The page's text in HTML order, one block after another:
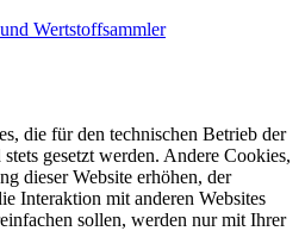
Wertstoffsammler
die für den technischen Betrieb der
gesetzt werden. Andere Cookies,
dieser Website erhöhen, der
Interaktion mit anderen Websites
sollen, werden nur mit Ihrer